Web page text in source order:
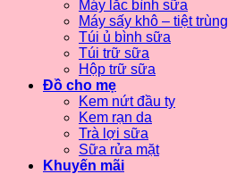
Máy lắc bình sữa
Máy sấy khô – tiệt trùng
Túi ủ bình sữa
Túi trữ sữa
Hộp trữ sữa
Đồ cho mẹ
Kem nứt đầu ty
Kem rạn da
Trà lợi sữa
Sữa rửa mặt
Khuyến mãi